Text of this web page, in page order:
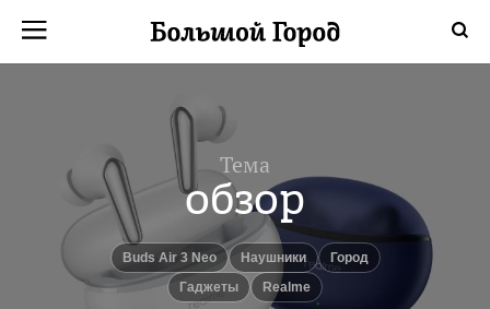
Тема
обзор
Buds Air 3 Neo наушники
город
гаджеты
Realme